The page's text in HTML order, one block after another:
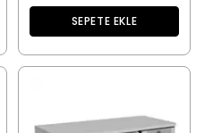
SEPETE EKLE